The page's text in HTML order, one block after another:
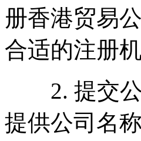
册香港贸易
合适的注册机
2. 提交公
提供公司名